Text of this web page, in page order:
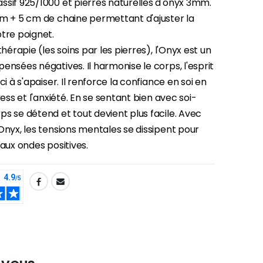
-30%
Une bougie 150 gr et votre Prière déposées à Lourdes
€10.00 €7.00
-20%
€9.60
Déposez votre Neuvaine à Lourdes
€12.00
+ 5 cm de chaine permettant d'ajuster la
poignet.
(les soins par les pierres), l'Onyx est un
négatives. Il harmonise le corps, l'esprit
à s'apaiser. Il renforce la confiance en soi en
et l'anxiété. En se sentant bien avec soi-
se détend et tout devient plus facile. Avec
les tensions mentales se dissipent pour
ondes positives.